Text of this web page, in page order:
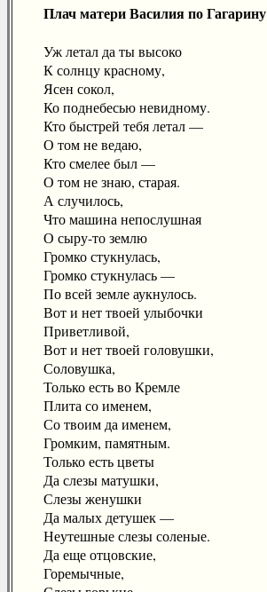
Плач матери Василия по Гагарину
Уж летал да ты высоко
К солнцу красному,
Ясен сокол,
Ко поднебесью невидному.
Кто быстрей тебя летал —
О том не ведаю,
Кто смелее был —
О том не знаю, старая.
А случилось,
Что машина непослушная
О сыру-то землю
Громко стукнулась,
Громко стукнулась —
По всей земле аукнулось.
Вот и нет твоей улыбочки
Приветливой,
Вот и нет твоей головушки,
Соловушка,
Только есть во Кремле
Плита со именем,
Со твоим да именем,
Громким, памятным.
Только есть цветы
Да слезы матушки,
Слезы женушки
Да малых детушек —
Неутешные слезы соленые.
Да еще отцовские,
Горемычные,